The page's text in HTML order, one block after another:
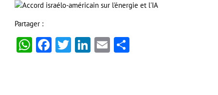
Partager :
WhatsApp
Facebook
Twitter
LinkedIn
Email